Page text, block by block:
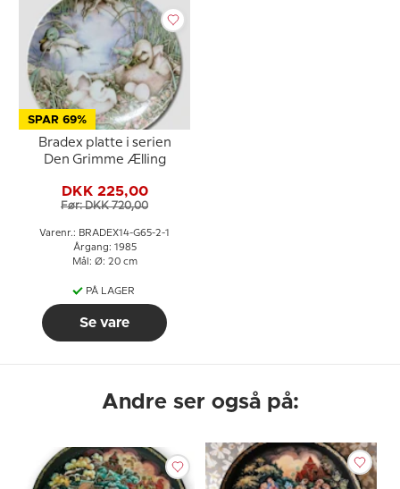
SPAR 69%
Bradex platte i serien
Den Grimme Ælling
DKK 225,00
Før: DKK 720,00
Varenr.: BRADEX14-G65-2-1
Årgang: 1985
Mål: Ø: 20 cm
PÅ LAGER
Se vare
Andre ser også på: